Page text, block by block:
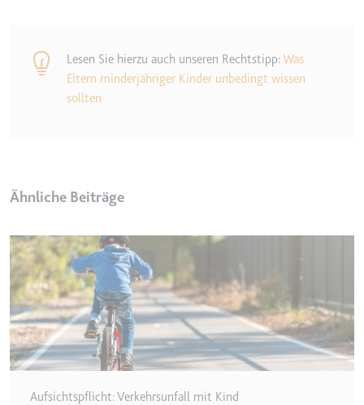
Zweck:
Verfolgt die Konversionsrate
zwischen dem Nutzer und den
__Secure-ROLLOUT_TOKEN
Anbieter:
youtube.com
Zweck:
Wird verwendet, um die
Interaktion der Nutzer mit
eingebetteten Inhalten zu
verfolgen.
Ablauf:
180 Tage
Lesen Sie hierzu auch unseren Rechtstipp:Was
Eltern minderjähriger Kinder unbedingt wissen
sollten
Ähnliche Beiträge
Aufsichtspflicht: Verkehrsunfall mit Kind